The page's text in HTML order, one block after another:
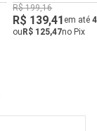
R$ 199,16
R$ 139,41 em até
ouR$ 125,47no Pix